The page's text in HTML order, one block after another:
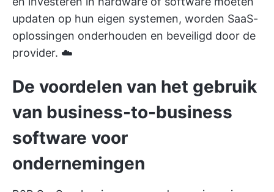
updaten op hun eigen systemen, worden SaaS-
oplossingen onderhouden en beveiligd door de
provider. ☁️
De voordelen van het gebruik
van business-to-business
software voor
ondernemingen